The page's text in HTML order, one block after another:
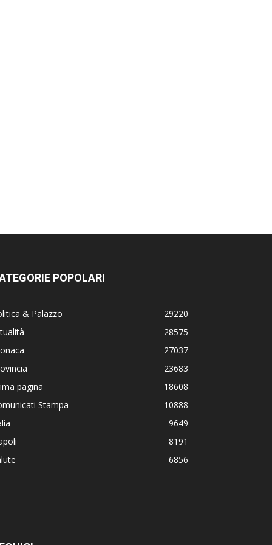
POPOLARI
& Palazzo
29220
28575
27037
23683
pagina
18608
Stampa
10888
9649
8191
6856